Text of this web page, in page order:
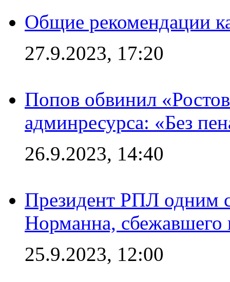
Общие рекомендации
27.9.2023, 17:20
Попов обвинил
админресурса: «Без
26.9.2023, 14:40
Президент РПЛ одним
Норманна, сбежавшего
25.9.2023, 12:00